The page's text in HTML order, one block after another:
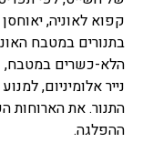
קפוא לאוניה,
בתנורים במטבח
הלא-כשרים במטבח,
נייר אלומיניום,
ההפלגה.